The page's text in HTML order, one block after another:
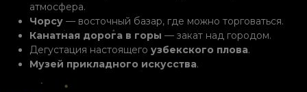
атмосфера.
Чорсу — восточный базар, где можно торговаться.
Канатная дорога в горы — закат над городом.
Дегустация настоящегоузбекского плова.
Музей прикладного искусства.